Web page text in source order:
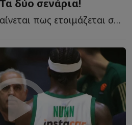
δύο σενάρια!
Κάτι πολύ μεγάλο φαίνεται πως ετοιμάζεται στον ΠΑΟΚ τ...